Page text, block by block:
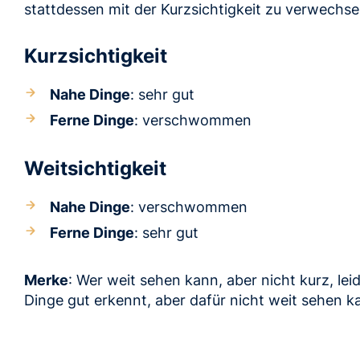
stattdessen mit der Kurzsichtigkeit zu
Kurzsichtigkeit
Nahe Dinge: sehr gut
Ferne Dinge: verschwommen
Weitsichtigkeit
Nahe Dinge: verschwommen
Ferne Dinge: sehr gut
Merke: Wer weit sehen kann, aber nicht kurz,
Dinge gut erkennt, aber dafür nicht weit sehen